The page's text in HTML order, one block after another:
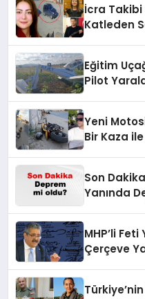
İcra Takibi
Katleden
Eğitim
Pilot
Yeni
Bir Kaza
Son
Yanında
MHP’li Feti
Çerçeve